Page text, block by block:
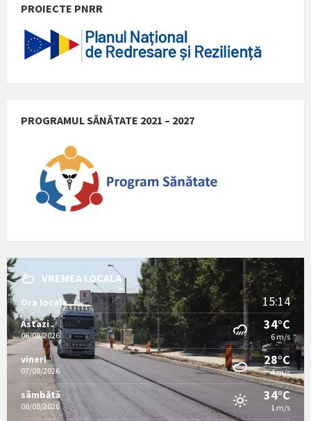
PROIECTE PNRR
PROGRAMUL SĂNĂTATE 2021 – 2027
VREMEA LOCALA
Ora locala 15:14
Astazi
06/08/2026
34°C
6 m/s
vineri
07/08/2026
28°C
4 m/s
sâmbătă
08/08/2026
34°C
1 m/s